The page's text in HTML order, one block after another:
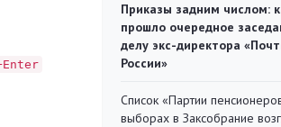
Приказы задним числом:
прошло очередное
делу экс-директора
России»
Список «Партии
выборах в Заксобрание